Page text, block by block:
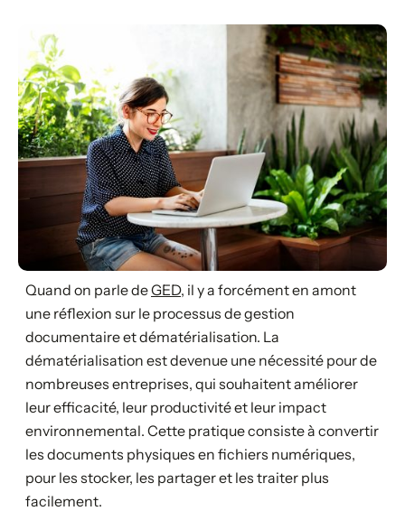
Quand on parle deGED, il y a forcément en amont
une réflexion sur le processus de gestion
documentaire et dématérialisation. La
dématérialisation est devenue une nécessité pour de
nombreuses entreprises, qui souhaitent améliorer
leur efficacité, leur productivité et leur impact
environnemental. Cette pratique consiste à convertir
les documents physiques en fichiers numériques,
pour les stocker, les partager et les traiter plus
facilement.